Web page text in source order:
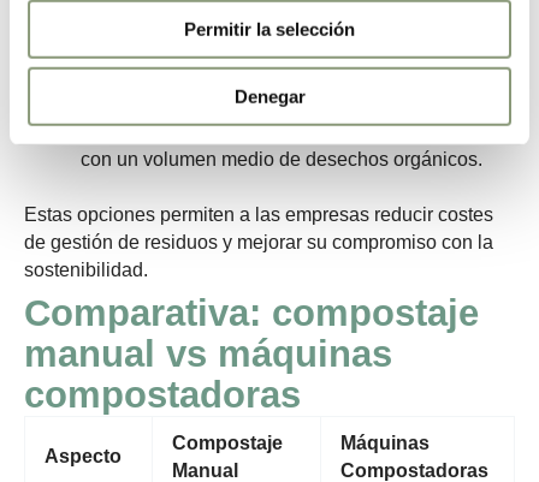
Permitir la selección
Denegar
2. Gama HORECA:
GG200, GG100, GG50, GG30, GG10 y GG02
Perfectas para restaurantes, cafeterías y hoteles
con un volumen medio de desechos orgánicos.
Estas opciones permiten a las empresas reducir costes
de gestión de residuos y mejorar su compromiso con la
sostenibilidad.
Comparativa: compostaje
manual vs máquinas
compostadoras
Aspecto
Compostaje
Manual
Máquinas
Compostadoras